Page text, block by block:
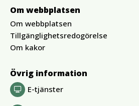
Om webbplatsen
Om webbplatsen
Tillgänglighetsredogörelse
Om kakor
Övrig information
E-tjänster